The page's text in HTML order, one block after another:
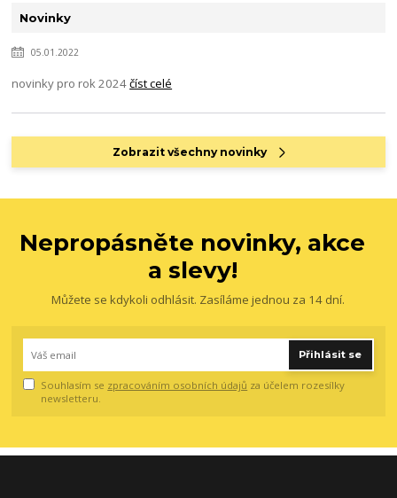
Novinky
05.01.2022
novinky pro rok 2024číst celé
Zobrazit všechny novinky
Nepropásněte novinky, akce
a slevy!
Můžete se kdykoli odhlásit. Zasíláme jednou za 14 dní.
Přihlásit se
Souhlasím se zpracováním osobních údajů za účelem rozesílky
newsletteru.